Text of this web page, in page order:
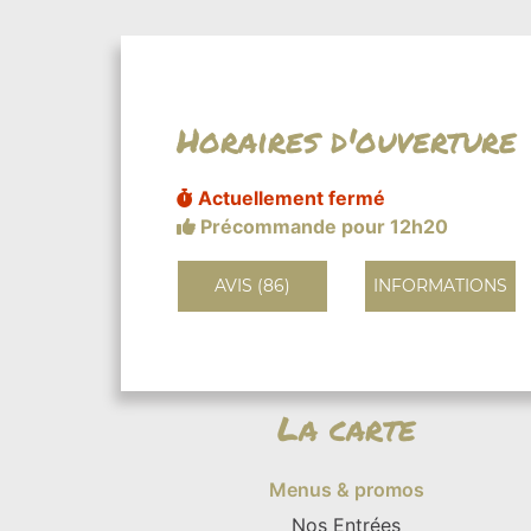
Horaires d'ouverture
Actuellement fermé
Précommande pour 12h20
AVIS (86) INFORMATIONS
La carte
Menus & promos
Nos Entrées